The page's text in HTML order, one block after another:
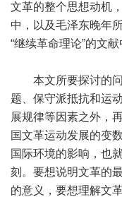
文革的整个思想动机
中，以及毛泽东晚年
“继续革命理论”的文
本文所要探讨的问
题、保守派抵抗和运
展规律等因素之外，
国文革运动发展的变
国际环境的影响，也
刻。要想说明文革的
的意义，要想理解文